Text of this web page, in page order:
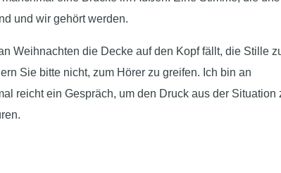
und wir gehört werden.
Weihnachten die Decke auf den Kopf fällt, die Stille
Sie bitte nicht, zum Hörer zu greifen. Ich bin an
reicht ein Gespräch, um den Druck aus der Situation